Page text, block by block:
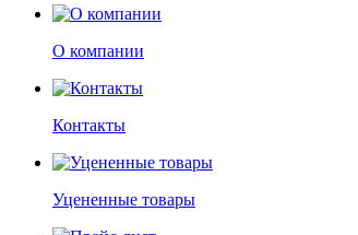
О компании
Контакты
Уцененные товары